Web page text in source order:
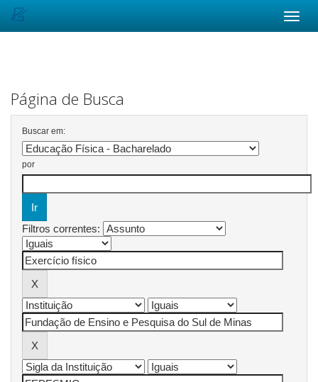
Página de Busca
Buscar em:
por
Filtros correntes: